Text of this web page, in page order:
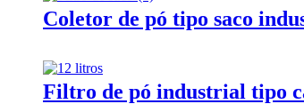
Coletor de pó tipo saco
Filtro de pó industrial tipo